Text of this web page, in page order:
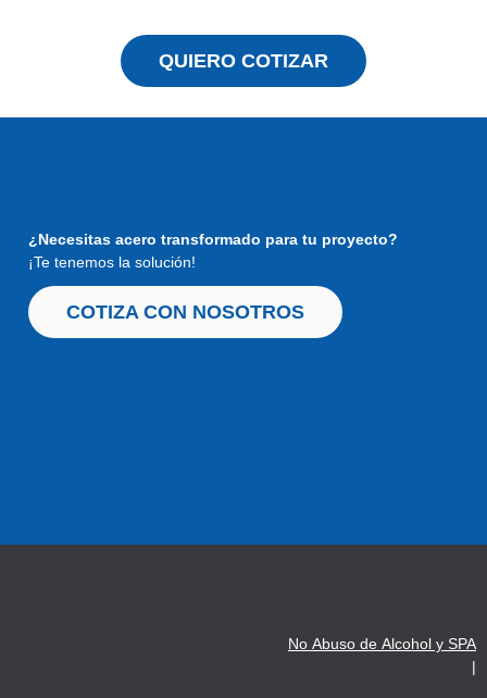
QUIERO COTIZAR
¿Necesitas acero transformado para tu proyecto?
¡Te tenemos la solución!
COTIZA CON NOSOTROS
No Abuso de Alcohol y SPA
|